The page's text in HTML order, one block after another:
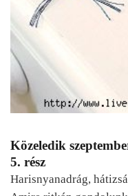
Közeledik
5. rész
Harisnyanadrág,